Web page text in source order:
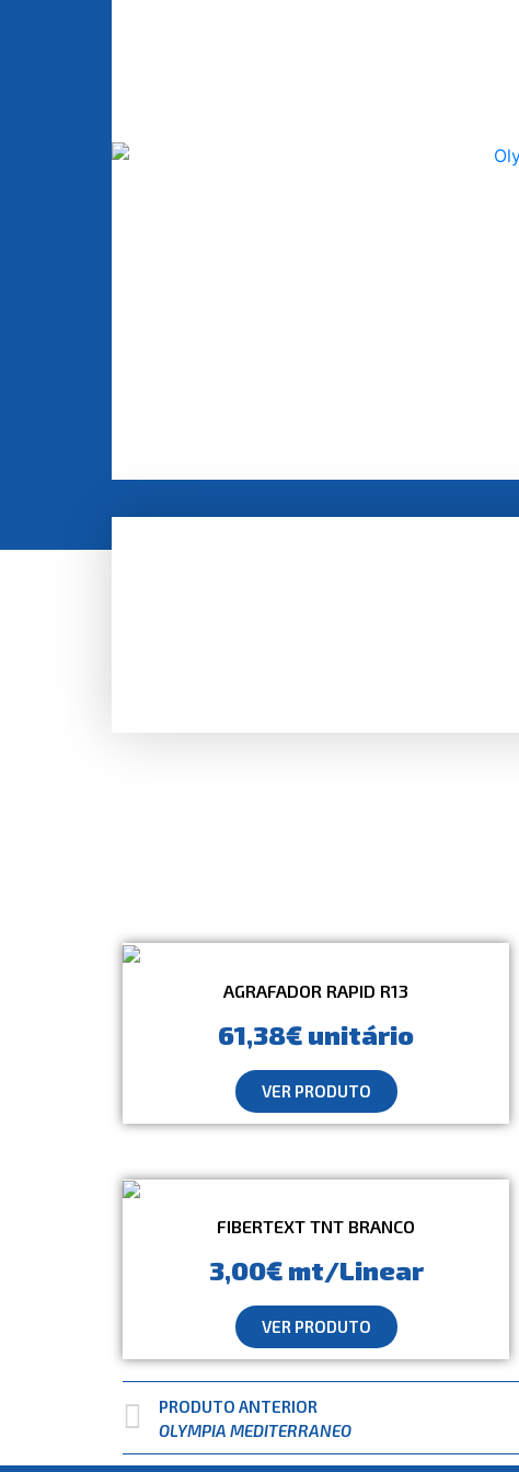
AGRAFADOR RAPID R13
61,38€ unitário
VER PRODUTO
FIBERTEXT TNT BRANCO
3,00€ mt/Linear
VER PRODUTO
PRODUTO ANTERIOR
OLYMPIA MEDITERRANEO